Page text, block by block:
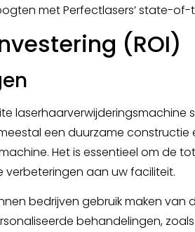
met Perfectlasers’ state-
(ROI)
een duurzame
Het is essentieel om de
verbeteringen aan uw faciliteit.
bedrijven gebruik maken
behandelingen,